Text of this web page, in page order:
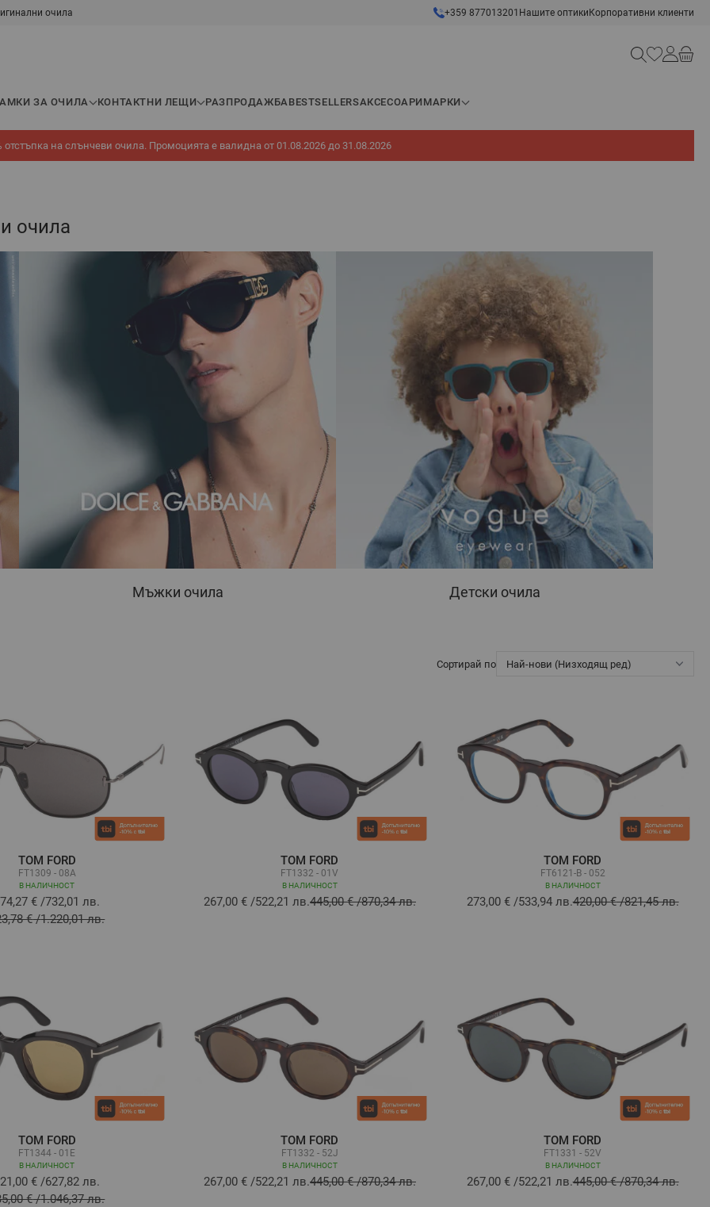
очила +359 877013201 Нашите оптики Корпоративни клиенти
Търсене
ЗА ОЧИЛА КОНТАКТНИ ЛЕЩИ РАЗПРОДАЖБАBESTSELLERSАКСЕСОАРИ МАРКИ
отстъпка на слънчеви очила. Промоцията е валидна от 01.08.2026 до 31.08.2026
очила
Мъжки очила Детски очила
Сортирай по
TOM FORD
FT1309 - 08A
В НАЛИЧНОСТ
€ /732,01 лв.
€/1.220,01 лв.
TOM FORD
FT1332 - 01V
В НАЛИЧНОСТ
267,00 €/522,21 лв.445,00 €/870,34 лв.
TOM FORD
FT6121-B - 052
В НАЛИЧНОСТ
273,00 €/533,94 лв.420,00 €/821,45 лв.
TOM FORD
FT1344 - 01E
В НАЛИЧНОСТ
€ /627,82 лв.
€/1.046,37 лв.
TOM FORD
FT1332 - 52J
В НАЛИЧНОСТ
267,00 €/522,21 лв.445,00 €/870,34 лв.
TOM FORD
FT1331 - 52V
В НАЛИЧНОСТ
267,00 €/522,21 лв.445,00 €/870,34 лв.